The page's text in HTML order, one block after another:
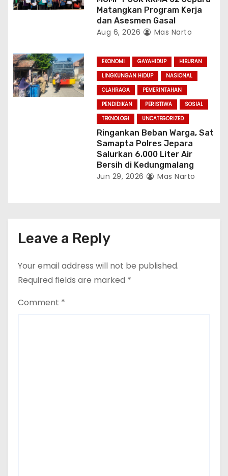
Matangkan Program Kerja
dan Asesmen Gasal
Aug 6, 2026 Mas Narto
EKONOMI GAYAHIDUP
HIBURAN
LINGKUNGAN HIDUP
NASIONAL
OLAHRAGA
PEMERINTAHAN
PENDIDIKAN
PERISTIWA
SOSIAL
TEKNOLOGI
UNCATEGORIZED
Ringankan Beban Warga, Sat
Samapta Polres Jepara
Salurkan 6.000 Liter Air
Bersih di Kedungmalang
Jun 29, 2026 Mas Narto
Leave a Reply
Your email address will not be published.
Required fields are marked *
Comment *